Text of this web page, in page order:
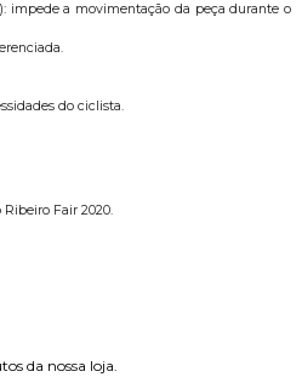
impede a movimentação da peça durante o
do ciclista.
Fair 2020.
da nossa loja.